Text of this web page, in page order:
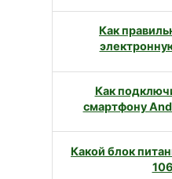
Как
Как
смартфону
Какой блок